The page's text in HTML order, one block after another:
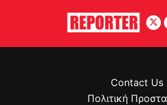
Contact Us
Πολιτική